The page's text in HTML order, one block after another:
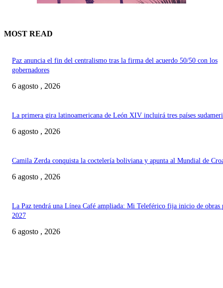
MOST READ
Paz anuncia el fin del centralismo tras la firma del acuerdo 50/50 con los
gobernadores
6 agosto , 2026
La primera gira latinoamericana de León XIV incluirá tres países
6 agosto , 2026
Camila Zerda conquista la coctelería boliviana y apunta al Mundial de
6 agosto , 2026
La Paz tendrá una Línea Café ampliada: Mi Teleférico fija inicio de obras
2027
6 agosto , 2026